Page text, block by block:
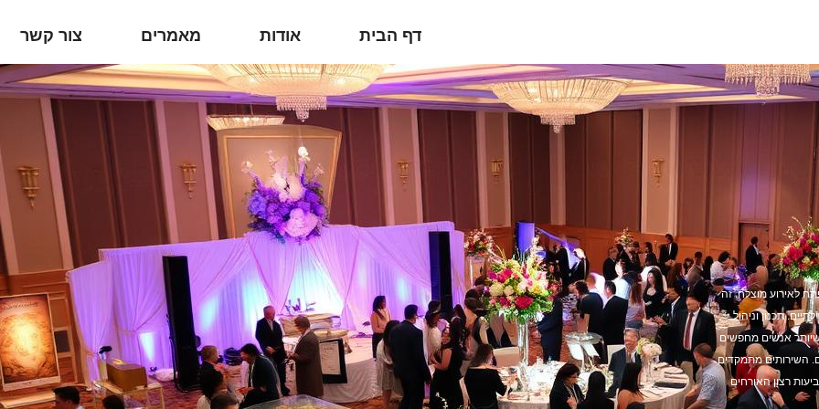
דף הבית אודות מאמרים צור קשר
לאירוע מוצלח. זה
תכנון וניהול
אנשים מחפשים
השירותים מתמקדים
רצון האורחים